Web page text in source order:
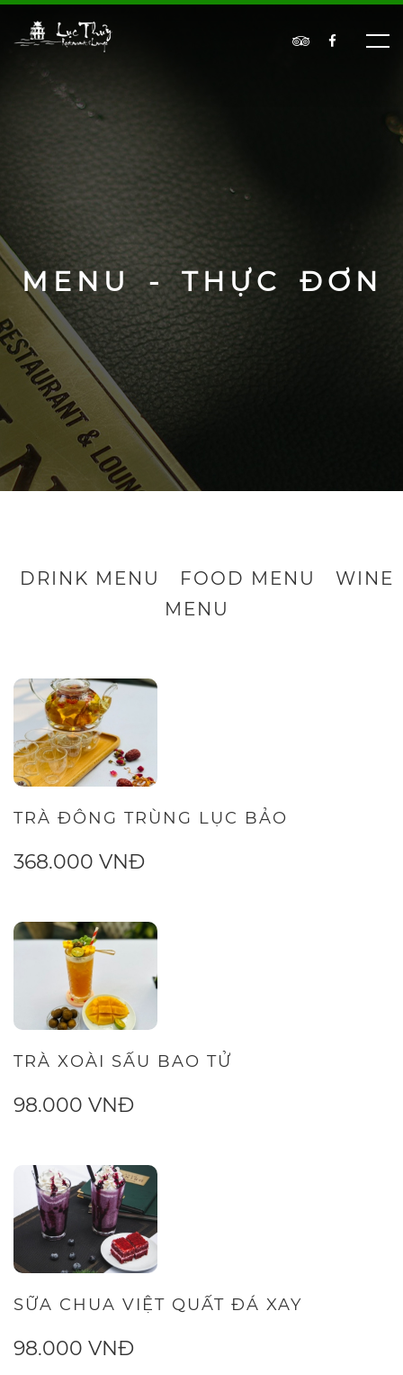
MENU - THỰC ĐƠN
DRINK MENU FOOD MENU
WINE
MENU
TRÀ ĐÔNG TRÙNG LỤC BẢO
368.000 VNĐ
TRÀ XOÀI SẤU BAO TỬ
98.000 VNĐ
SỮA CHUA VIỆT QUẤT ĐÁ XAY
98.000 VNĐ